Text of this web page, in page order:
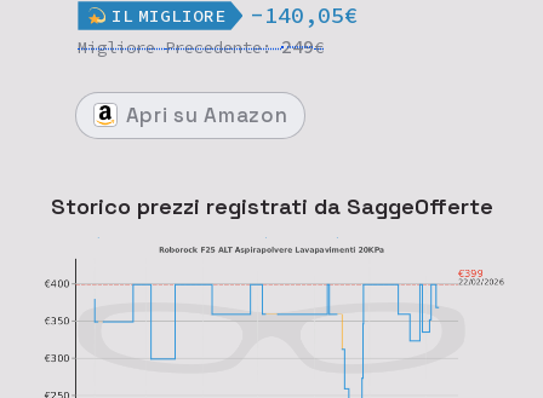
IL MIGLIORE -140,05€
MigliorePrecedente:249€
Apri su Amazon
Storico prezzi registrati da SaggeOfferte